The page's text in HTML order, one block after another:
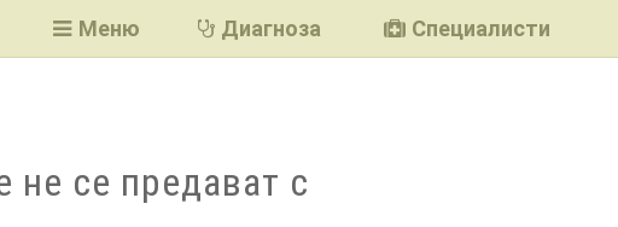
Меню Диагноза Специалисти
не се предават с